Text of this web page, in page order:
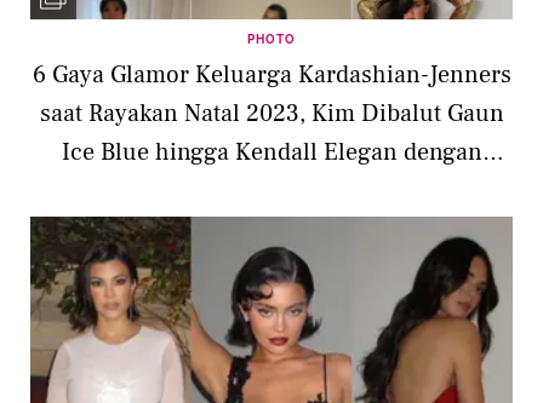
PHOTO
6 Gaya Glamor Keluarga Kardashian-Jenners
saat Rayakan Natal 2023, Kim Dibalut Gaun
Ice Blue hingga Kendall Elegan dengan